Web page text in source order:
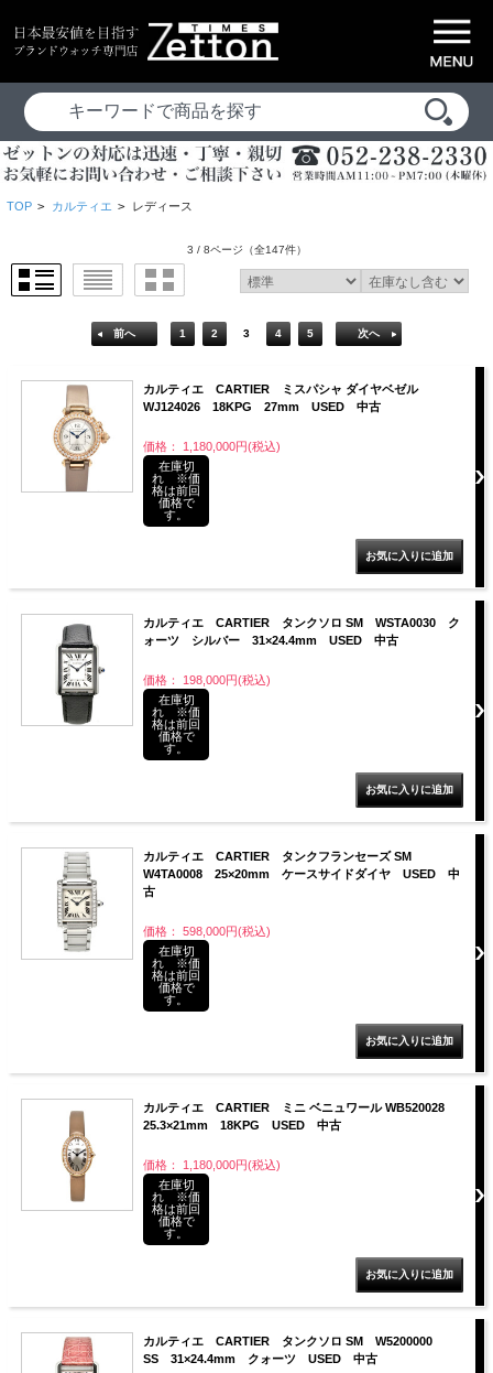
TOP > カルティエ > レディース
3 / 8ページ （全147件）
前へ 1 2 3 4 5 次へ
カルティエ CARTIER ミスパシャ ダイヤベゼル
WJ124026 18KPG 27mm USED 中古
価格： 1,180,000円(税込)
在庫切
れ ※価
格は前回
価格で
す。
カルティエ CARTIER タンクソロ SM WSTA0030 ク
ォーツ シルバー 31×24.4mm USED 中古
価格： 198,000円(税込)
在庫切
れ ※価
格は前回
価格で
す。
カルティエ CARTIER タンクフランセーズ SM
W4TA0008 25×20mm ケースサイドダイヤ USED 中
古
価格： 598,000円(税込)
在庫切
れ ※価
格は前回
価格で
す。
カルティエ CARTIER ミニ ベニュワール WB520028
25.3×21mm 18KPG USED 中古
価格： 1,180,000円(税込)
在庫切
れ ※価
格は前回
価格で
す。
カルティエ CARTIER タンクソロ SM W5200000
SS 31×24.4mm クォーツ USED 中古